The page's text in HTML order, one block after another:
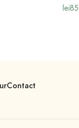
lei
Contact